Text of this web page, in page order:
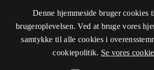
Denne hjemmeside bruger cookies
brugeroplevelsen. Ved at bruge vores
samtykke til alle cookies i
cookiepolitik. Se vores